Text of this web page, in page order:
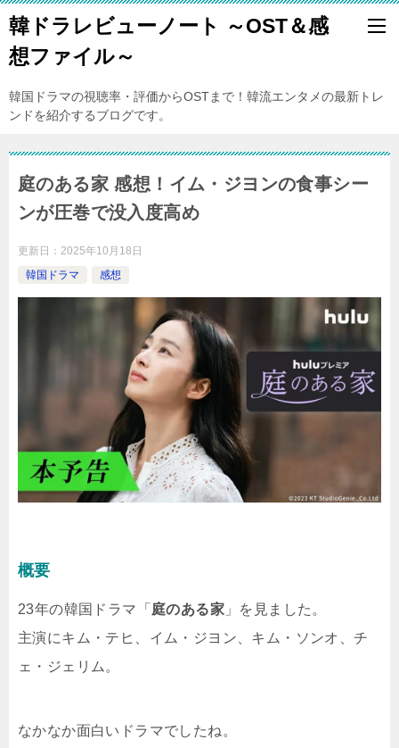
韓ドラレビューノート ～OST＆感
想ファイル～
韓国ドラマの視聴率・評価からOSTまで！韓流エンタメの最新トレ
ンドを紹介するブログです。
庭のある家 感想！イム・ジヨンの食事シー
ンが圧巻で没入度高め
更新日： 2025年10月18日
韓国ドラマ
感想
概要
23年の韓国ドラマ「 庭のある家 」を見ました。
主演にキム・テヒ、イム・ジヨン、キム・ソンオ、チ
ェ・ジェリム。
なかなか面白いドラマでしたね。